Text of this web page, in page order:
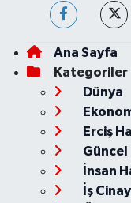
Ana Sayfa
Kategoriler
Dünya
Erciş
Güncel
İnsan
İş